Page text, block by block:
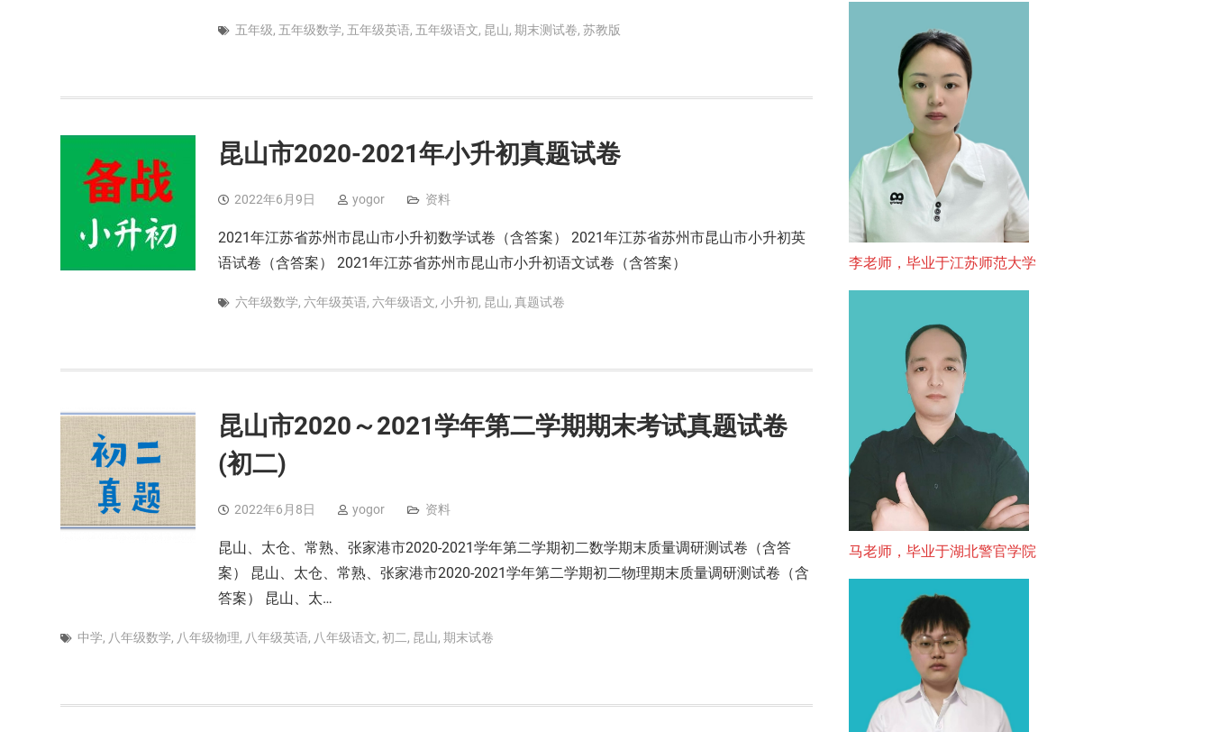
五年级, 五年级数学, 五年级英语, 五年级语文, 昆山, 期末测试卷, 苏教版
昆山市2020-2021年小升初真题试卷
2022年6月9日 yogor 资料
2021年江苏省苏州市昆山市小升初数学试卷（含答案） 2021年江苏省苏州市昆山市小升初英
语试卷（含答案） 2021年江苏省苏州市昆山市小升初语文试卷（含答案）
六年级数学, 六年级英语, 六年级语文, 小升初, 昆山, 真题试卷
昆山市2020～2021学年第二学期期末考试真题试卷
(初二)
2022年6月8日 yogor 资料
昆山、太仓、常熟、张家港市2020-2021学年第二学期初二数学期末质量调研测试卷（含答
案） 昆山、太仓、常熟、张家港市2020-2021学年第二学期初二物理期末质量调研测试卷（含
答案） 昆山、太…
中学, 八年级数学, 八年级物理, 八年级英语, 八年级语文, 初二, 昆山, 期末试卷
李老师，毕业于江苏师范大学
马老师，毕业于湖北警官学院